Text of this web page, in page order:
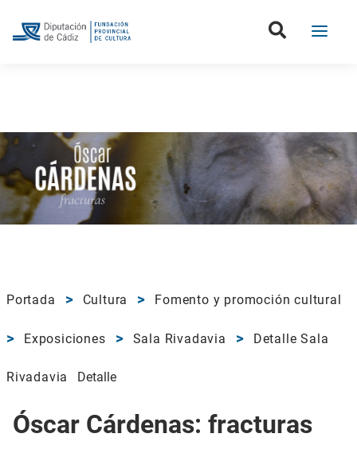
Portada Cultura Fomento y promoción cultural
Exposiciones Sala Rivadavia Detalle Sala
Rivadavia Detalle
Óscar Cárdenas: fracturas